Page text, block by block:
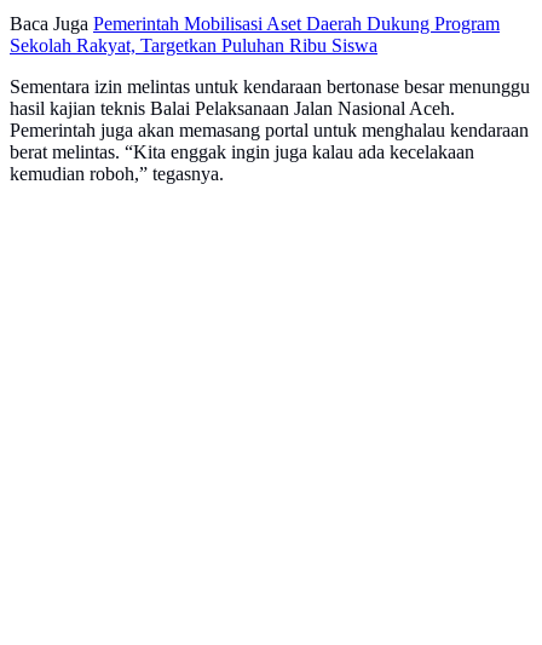
Baca Juga Pemerintah Mobilisasi Aset Daerah Dukung Program
Sekolah Rakyat, Targetkan Puluhan Ribu Siswa
Sementara izin melintas untuk kendaraan bertonase besar menunggu
hasil kajian teknis Balai Pelaksanaan Jalan Nasional Aceh.
Pemerintah juga akan memasang portal untuk menghalau kendaraan
berat melintas. “Kita enggak ingin juga kalau ada kecelakaan
kemudian roboh,” tegasnya.